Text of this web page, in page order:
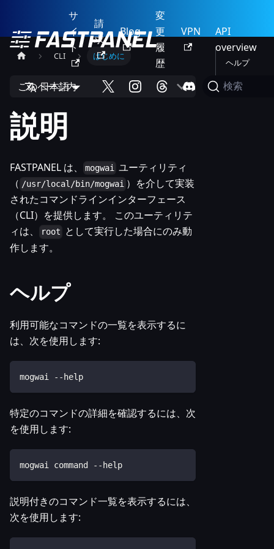
サ
イ
ト
請
求
Blog
変
更
履
歴
VPN
API
overview
日本語 検索
CLI はじめに
このページ内
説明
FASTPANEL は、 mogwai ユーティリティ
（ /usr/local/bin/mogwai ）を介して実装
されたコマンドラインインターフェース
（CLI）を提供します。 このユーティリテ
ィは、
root
として実行した場合にのみ動
作します。
ヘルプ
利用可能なコマンドの一覧を表示するに
は、次を使用します:
mogwai --help
特定のコマンドの詳細を確認するには、次
を使用します:
mogwai command --help
説明付きのコマンド一覧を表示するには、
次を使用します:
ヘルプ